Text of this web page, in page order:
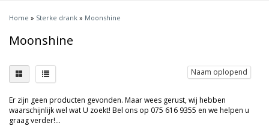
Home » Sterke drank » Moonshine
Moonshine
Naam oplopend
Er zijn geen producten gevonden. Maar wees gerust, wij hebben
waarschijnlijk wel wat U zoekt! Bel ons op 075 616 9355 en we helpen u
graag verder!...